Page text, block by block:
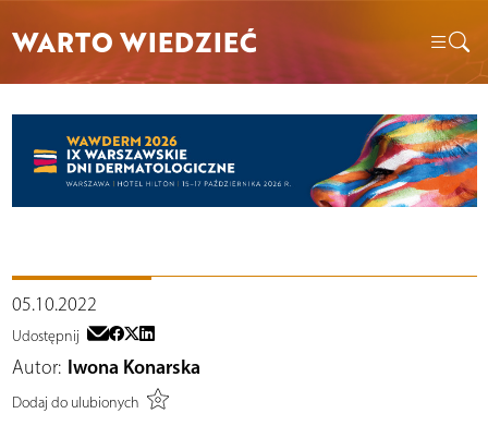
WARTO WIEDZIEĆ
05.10.2022
Udostępnij
Autor: Iwona Konarska
Dodaj do ulubionych